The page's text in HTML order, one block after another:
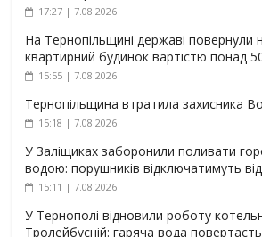
17:27 | 7.08.2026
На Тернопільщині державі повернули
квартирний будинок вартістю понад
15:55 | 7.08.2026
Тернопільщина втратила захисника
15:18 | 7.08.2026
У Заліщиках заборонили поливати
водою: порушників відключатимуть
15:11 | 7.08.2026
У Тернополі відновили роботу
Тролейбусній: гаряча вода